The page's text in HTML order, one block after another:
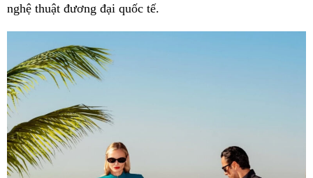
nghệ thuật đương đại quốc tế.